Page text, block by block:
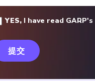
YES,I have read GARP's